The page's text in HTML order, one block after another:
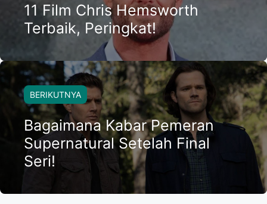
11 Film Chris Hemsworth
Terbaik, Peringkat!
BERIKUTNYA
Bagaimana Kabar Pemeran
Supernatural Setelah Final
Seri!